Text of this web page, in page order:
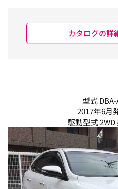
カタログの詳
型式
2017年6月
駆動型式